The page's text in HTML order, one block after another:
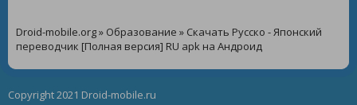
Droid-mobile.org» Образование » Скачать Русско - Японский
переводчик [Полная версия] RU apk на Андроид
Copyright 2021 Droid-mobile.ru